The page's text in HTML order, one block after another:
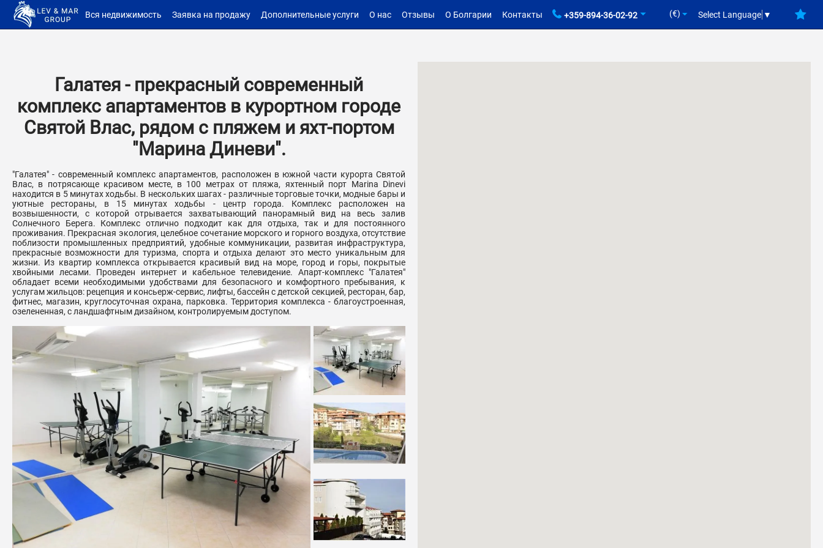
Вся недвижимость Заявка на продажу Дополнительные услуги О нас Отзывы О Болгарии Контакты +359-894-36-02-92 (€) Select Language ▼
Галатея - прекрасный современный
комплекс апартаментов в курортном городе
Святой Влас, рядом с пляжем и яхт-портом
"Марина Диневи".
"Галатея" - современный комплекс апартаментов, расположен в южной части курорта Святой
Влас, в потрясающе красивом месте, в 100 метрах от пляжа, яхтенный порт Marina Dinevi
находится в 5 минутах ходьбы. В нескольких шагах - различные торговые точки, модные бары и
уютные рестораны, в 15 минутах ходьбы - центр города. Комплекс расположен на
возвышенности, с которой отрывается захватывающий панорамный вид на весь залив
Солнечного Берега. Комплекс отлично подходит как для отдыха, так и для постоянного
проживания. Прекрасная экология, целебное сочетание морского и горного воздуха, отсутствие
поблизости промышленных предприятий, удобные коммуникации, развитая инфраструктура,
прекрасные возможности для туризма, спорта и отдыха делают это место уникальным для
жизни. Из квартир комплекса открывается красивый вид на море, город и горы, покрытые
хвойными лесами. Проведен интернет и кабельное телевидение. Апарт-комплекс "Галатея"
обладает всеми необходимыми удобствами для безопасного и комфортного пребывания, к
услугам жильцов: рецепция и консьерж-сервис, лифты, бассейн с детской секцией, ресторан, бар,
фитнес, магазин, круглосуточная охрана, парковка. Территория комплекса - благоустроенная,
озелененная, с ландшафтным дизайном, контролируемым доступом.